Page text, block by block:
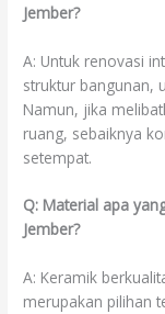
Jember?
A: Untuk renovasi
struktur bangunan,
Namun, jika
ruang, sebaiknya
setempat.
Q: Material apa
Jember?
A: Keramik
merupakan pilihan